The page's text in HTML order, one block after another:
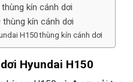
kín cánh dơi
kín cánh dơi
H150 thùng kín cánh dơi
Hyundai H150